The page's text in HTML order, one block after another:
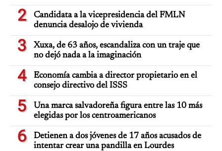
2
Candidata a la vicepresidencia del FMLN
denuncia desalojo de vivienda
3
Xuxa, de 63 años, escandaliza con un traje que
no dejó nada a la imaginación
4
Economía cambia a director propietario en el
consejo directivo del ISSS
5
Una marca salvadoreña figura entre las 10 más
elegidas por los centroamericanos
6
Detienen a dos jóvenes de 17 años acusados de
intentar crear una pandilla en Lourdes